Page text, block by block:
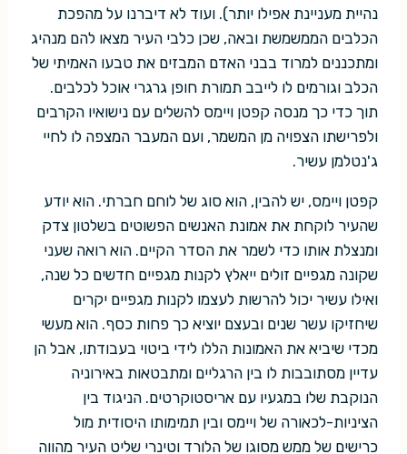
נהיית מעניינת אפילו יותר). ועוד לא דיברנו על מהפכת
הכלבים הממשמשת ובאה, שכן כלבי העיר מצאו להם מנהיג
ומתכננים למרוד בבני האדם המבזים את טבעו האמיתי של
הכלב וגורמים לו לייבב תמורת חופן גרגרי אוכל לכלבים.
תוך כדי כך מנסה קפטן ויימס להשלים עם נישואיו הקרבים
ולפרישתו הצפויה מן המשמר, ועם המעבר המצפה לו לחיי
ג'נטלמן עשיר.
קפטן ויימס, יש להבין, הוא סוג של לוחם חברתי. הוא יודע
שהעיר לוקחת את אמונת האנשים הפשוטים בשלטון צדק
ומנצלת אותו כדי לשמר את הסדר הקיים. הוא רואה שעני
שקונה מגפיים זולים ייאלץ לקנות מגפיים חדשים כל שנה,
ואילו עשיר יכול להרשות לעצמו לקנות מגפיים יקרים
שיחזיקו עשר שנים ובעצם יוציא כך פחות כסף. הוא מעשי
מכדי שיביא את האמונות הללו לידי ביטוי בעבודתו, אבל הן
עדיין מסתובבות לו בין הרגליים ומתבטאות באירוניה
הנוקבת שלו במגעיו עם אריסטוקרטים. הניגוד בין
הציניות-לכאורה של ויימס ובין תמימותו היסודית מול
כרישים של ממש מסוגו של הלורד וטינרי שליט העיר מהווה